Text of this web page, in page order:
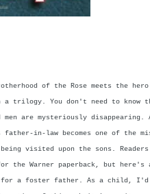
of the Rose meets the
trilogy. You don't need to know
are mysteriously
in-law becomes one of the
visited upon the sons.
Warner paperback, but here's
a foster father. As a child, I'd